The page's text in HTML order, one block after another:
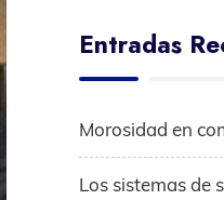
Entradas
Morosidad en
Los sistemas de